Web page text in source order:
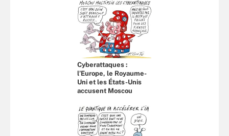
Cyberattaques :
l’Europe, le Royaume-
Uni et les États-Unis
accusent Moscou